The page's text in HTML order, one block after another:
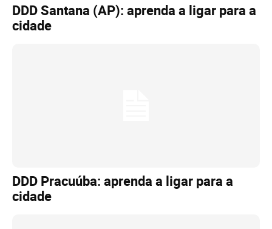
DDD Santana (AP): aprenda a ligar para a
cidade
DDD Pracuúba: aprenda a ligar para a
cidade